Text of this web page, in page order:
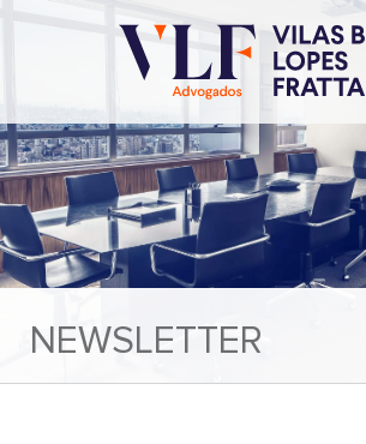
NEWSLETTER